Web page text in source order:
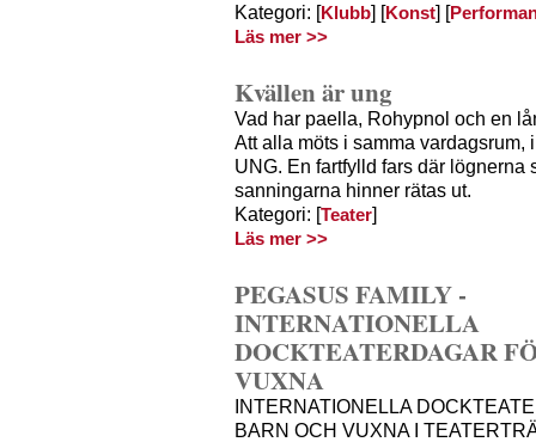
Kategori: [Klubb] [Konst] [
Läs mer >>
Kvällen är ung
Vad har paella, Rohypnol och en
Att alla möts i samma vardagsrum,
UNG. En fartfylld fars där lögnerna
sanningarna hinner rätas ut.
Kategori: [Teater]
Läs mer >>
PEGASUS FAMILY -
INTERNATIONELLA
DOCKTEATERDAGAR
VUXNA
INTERNATIONELLA
BARN OCH VUXNA I